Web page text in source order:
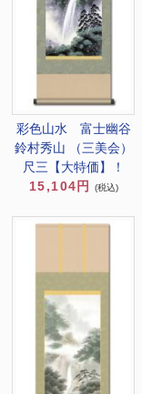
彩色山水 富士幽谷
鈴村秀山 （三美会）
尺三【大特価】！
15,104円
(税込)